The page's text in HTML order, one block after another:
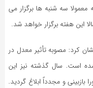
سه شنبه ها برگزار می
این هفته برگزار خواهد شد.
کرد: مصوبه تأثیر معدل در
است. سال گذشته نیز این
و مجدداً ابلاغ گردید.